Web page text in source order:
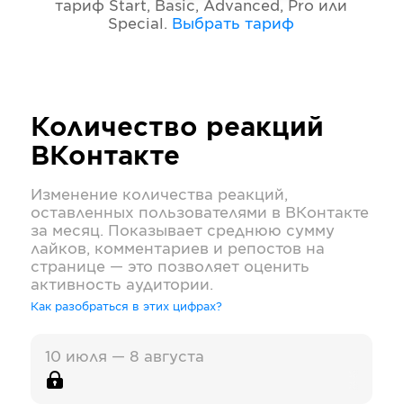
тариф Start, Basic, Advanced, Pro или
Special . Выбрать тариф
Количество реакций
ВКонтакте
Изменение количества реакций,
оставленных пользователями в ВКонтакте
за месяц. Показывает среднюю сумму
лайков, комментариев и репостов на
странице — это позволяет оценить
активность аудитории.
Как разобраться в этих цифрах?
10 июля — 8 августа